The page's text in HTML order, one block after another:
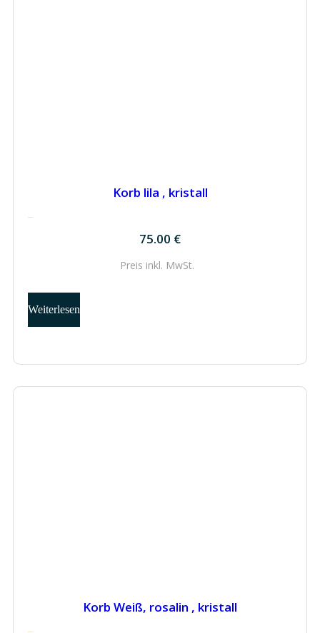
Korb lila , kristall
75.00 €
75.00 €
Preis inkl. MwSt.
Weiterlesen
Korb Weiß, rosalin , kristall
75.00 €